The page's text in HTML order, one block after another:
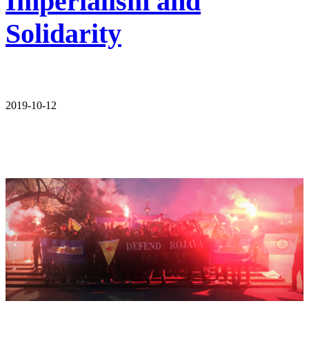
Solidarity
2019-10-12